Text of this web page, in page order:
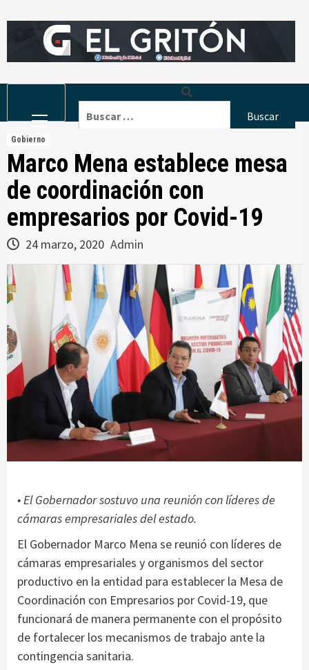
to
Menu
Gobierno
Marco Mena establece mesa
de coordinación con
empresarios por Covid-19
24 marzo, 2020 Admin
• El Gobernador sostuvo una reunión con líderes de
cámaras empresariales del estado.
El Gobernador Marco Mena se reunió con líderes de
cámaras empresariales y organismos del sector
productivo en la entidad para establecer la Mesa de
Coordinación con Empresarios por Covid-19, que
funcionará de manera permanente con el propósito
de fortalecer los mecanismos de trabajo ante la
contingencia sanitaria.